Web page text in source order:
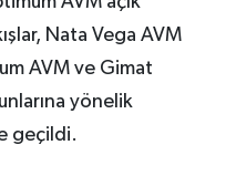
Nata Vega AVM
AVM ve Gimat
yönelik
geçildi.